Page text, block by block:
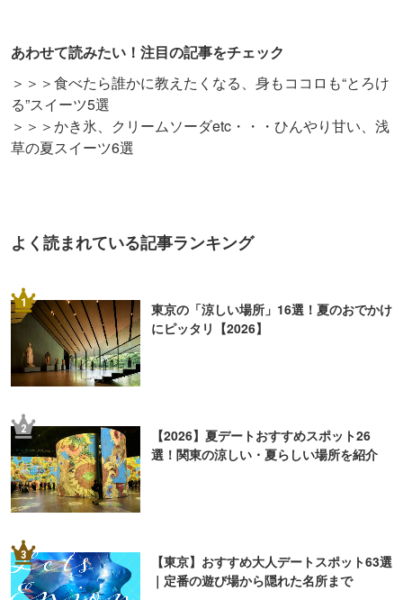
あわせて読みたい！注目の記事をチェック
＞＞＞食べたら誰かに教えたくなる、身もココロも“とろけ
る”スイーツ5選
＞＞＞かき氷、クリームソーダetc・・・ひんやり甘い、浅
草の夏スイーツ6選
よく読まれている記事ランキング
1
東京の「涼しい場所」16選！夏のおでかけ
にピッタリ【2026】
2
【2026】夏デートおすすめスポット26
選！関東の涼しい・夏らしい場所を紹介
3
【東京】おすすめ大人デートスポット63選
｜定番の遊び場から隠れた名所まで